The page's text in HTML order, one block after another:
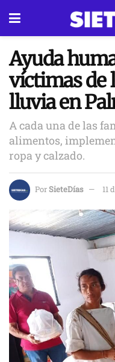
Ayuda
víctimas de
lluvia en
A cada una de las
alimentos,
ropa y calzado.
PorSieteDías 11